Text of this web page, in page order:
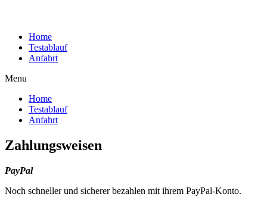
Home
Testablauf
Anfahrt
Menu
Home
Testablauf
Anfahrt
Zahlungsweisen
PayPal
Noch schneller und sicherer bezahlen mit ihrem PayPal-Konto.